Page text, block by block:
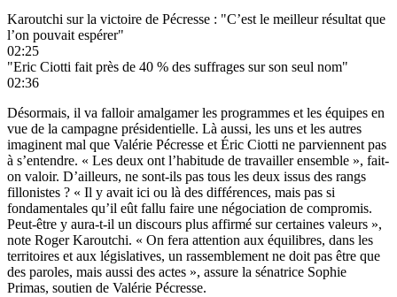
Karoutchi sur la victoire de Pécresse : "C’est le meilleur résultat que
l’on pouvait espérer"
02:25
"Eric Ciotti fait près de 40 % des suffrages sur son seul nom"
02:36
Désormais, il va falloir amalgamer les programmes et les équipes en
vue de la campagne présidentielle. Là aussi, les uns et les autres
imaginent mal que Valérie Pécresse et Éric Ciotti ne parviennent pas
à s’entendre. « Les deux ont l’habitude de travailler ensemble », fait-
on valoir. D’ailleurs, ne sont-ils pas tous les deux issus des rangs
fillonistes ? « Il y avait ici ou là des différences, mais pas si
fondamentales qu’il eût fallu faire une négociation de compromis.
Peut-être y aura-t-il un discours plus affirmé sur certaines valeurs »,
note Roger Karoutchi. « On fera attention aux équilibres, dans les
territoires et aux législatives, un rassemblement ne doit pas être que
des paroles, mais aussi des actes », assure la sénatrice Sophie
Primas, soutien de Valérie Pécresse.